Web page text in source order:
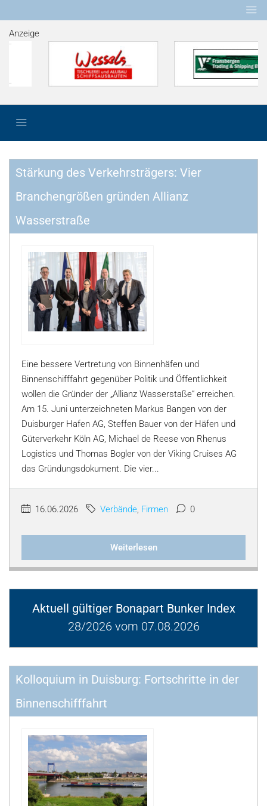
Anzeige
Stärkung des Verkehrsträgers: Vier
Branchengrößen gründen Allianz
Wasserstraße
Eine bessere Vertretung von Binnenhäfen und
Binnenschifffahrt gegenüber Politik und Öffentlichkeit
wollen die Gründer der „Allianz Wasserstaße“ erreichen.
Am 15. Juni unterzeichneten Markus Bangen von der
Duisburger Hafen AG, Steffen Bauer von der Häfen und
Güterverkehr Köln AG, Michael de Reese von Rhenus
Logistics und Thomas Bogler von der Viking Cruises AG
das Gründungsdokument. Die vier...
16.06.2026 Verbände, Firmen 0
Weiterlesen
Aktuell gültiger Bonapart Bunker Index
28/2026 vom 07.08.2026
Kolloquium in Duisburg: Fortschritte in der
Binnenschifffahrt